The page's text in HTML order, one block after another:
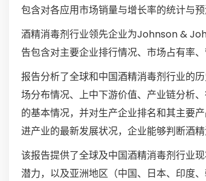
包含对各应用市场销量与增长率的统计与预
酒精消毒剂行业领先企业为Johnson &
告包含对主要企业排行情况、市场占有率
报告分析了全球和中国酒精消毒剂行业的
场分布情况、上中下游价值、产业链分析
的基本情况，并对生产企业排名和其主要
进产业的最新发展状况，企业能够判断酒
该报告提供了全球及中国酒精消毒剂行业
潜力，以及亚洲地区（中国、日本、印度